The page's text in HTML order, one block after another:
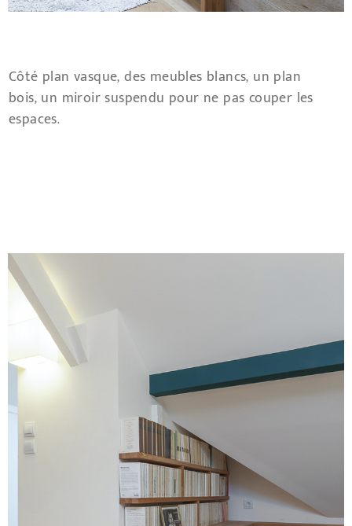
Côté plan vasque, des meubles blancs, un plan
bois, un miroir suspendu pour ne pas couper les
espaces.